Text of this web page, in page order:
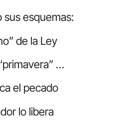
sus esquemas:
de la Ley
…
el pecado
lo libera